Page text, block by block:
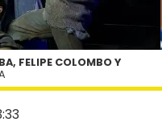
FELIPE COLOMBO Y